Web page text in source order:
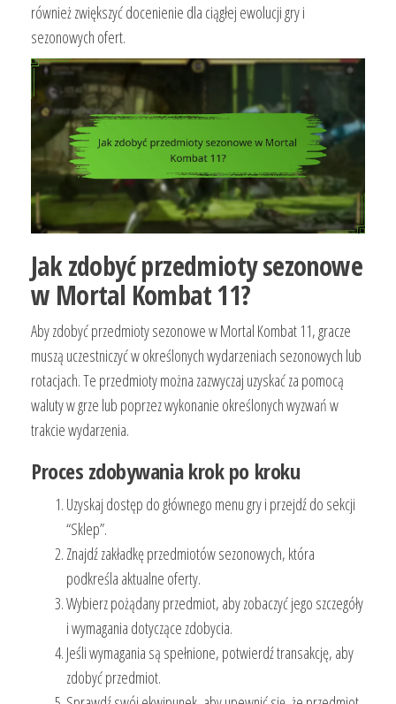
również zwiększyć docenienie dla ciągłej ewolucji gry i
sezonowych ofert.
Jak zdobyć przedmioty sezonowe
w Mortal Kombat 11?
Aby zdobyć przedmioty sezonowe w Mortal Kombat 11, gracze
muszą uczestniczyć w określonych wydarzeniach sezonowych lub
rotacjach. Te przedmioty można zazwyczaj uzyskać za pomocą
waluty w grze lub poprzez wykonanie określonych wyzwań w
trakcie wydarzenia.
Proces zdobywania krok po kroku
Uzyskaj dostęp do głównego menu gry i przejdź do sekcji
“Sklep”.
Znajdź zakładkę przedmiotów sezonowych, która
podkreśla aktualne oferty.
Wybierz pożądany przedmiot, aby zobaczyć jego szczegóły
i wymagania dotyczące zdobycia.
Jeśli wymagania są spełnione, potwierdź transakcję, aby
zdobyć przedmiot.